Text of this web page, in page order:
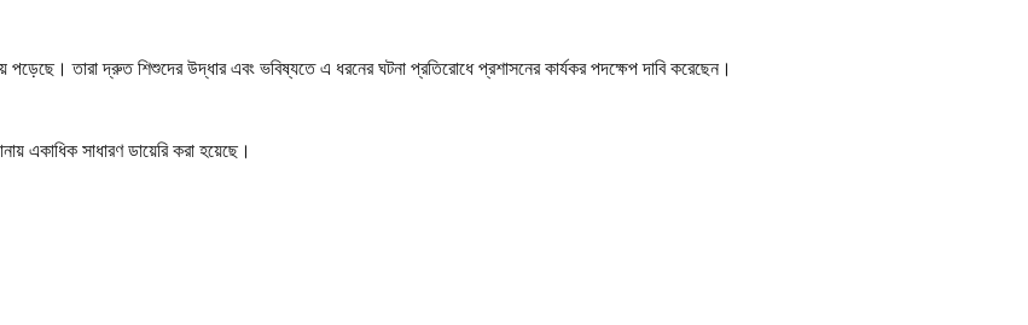
তারা দ্রুত শিশুদের উদ্ধার এবং ভবিষ্যতে এ ধরনের ঘটনা প্রতিরোধে প্রশাসনের কার্যকর পদক্ষেপ দাবি করেছেন।
একাধিক সাধারণ ডায়েরি করা হয়েছে।